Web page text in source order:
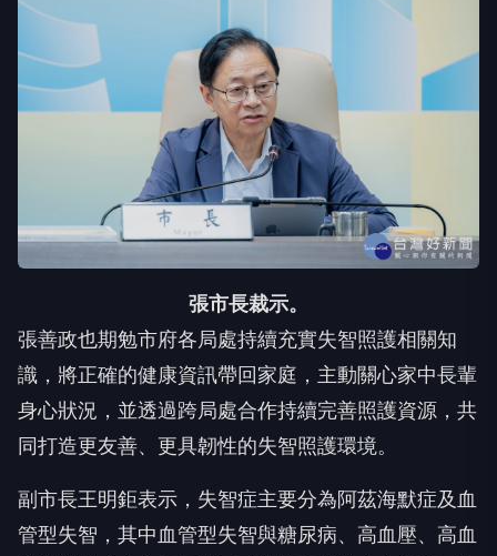
張市長裁示。
張善政也期勉市府各局處持續充實失智照護相關知
識，將正確的健康資訊帶回家庭，主動關心家中長輩
身心狀況，並透過跨局處合作持續完善照護資源，共
同打造更友善、更具韌性的失智照護環境。
副市長王明鉅表示，失智症主要分為阿茲海默症及血
管型失智，其中血管型失智與糖尿病、高血壓、高血